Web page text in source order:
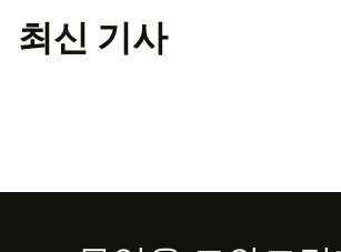
최신 기사